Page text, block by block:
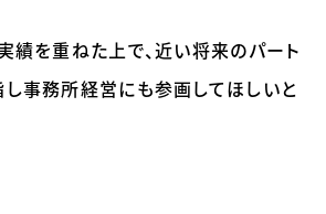
績を重ねた上で、近い将来のパート
事務所経営にも参画してほしいと